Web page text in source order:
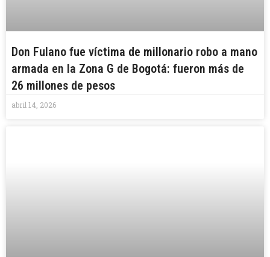
Don Fulano fue víctima de millonario robo a mano
armada en la Zona G de Bogotá: fueron más de
26 millones de pesos
abril 14, 2026